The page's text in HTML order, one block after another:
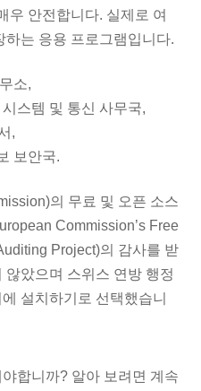
우 안전합니다. 실제로 여
하는 응용 프로그램입니다.
소,
스템 및 통신 사무국,
,
보안국.
의 무료 및 오픈 소스
Commission’s Free
Project)의 감사를 받
았으며 스위스 연방 행정
설치하기로 선택했습니
합니까? 알아 보려면 계속